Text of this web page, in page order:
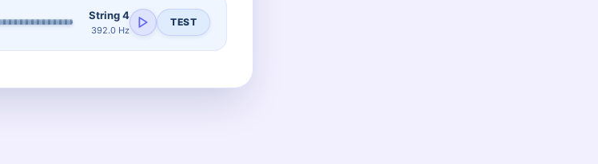
String 4
392.0 Hz
TEST